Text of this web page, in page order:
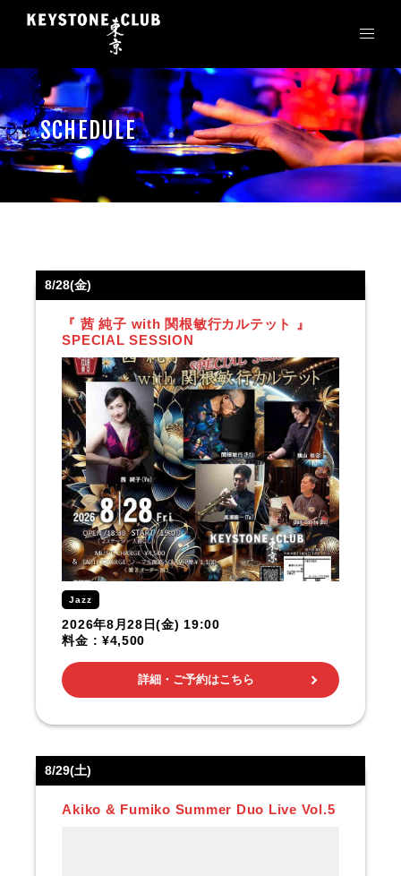
ン
ツ
へ
ス
キ
SCHEDULE
8/28(金)
『 茜 純子 with 関根敏行カルテット 』
SPECIAL SESSION
Jazz
2026年8月28日(金) 19:00
料金 : ¥4,500
詳細・ご予約はこちら
8/29(土)
Akiko & Fumiko Summer Duo Live Vol.5